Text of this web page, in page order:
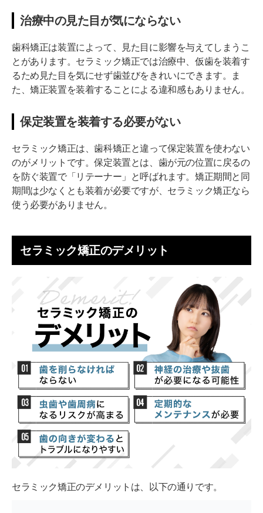
治療中の見た目が気にならない
歯科矯正は装置によって、見た目に影響を与えてしまうこ
とがあります。セラミック矯正では治療中、仮歯を装着す
るため見た目を気にせず歯並びをきれいにできます。ま
た、矯正装置を装着することによる違和感もありません。
保定装置を装着する必要がない
セラミック矯正は、歯科矯正と違って保定装置を使わない
のがメリットです。保定装置とは、歯が元の位置に戻るの
を防ぐ装置で「リテーナー」と呼ばれます。矯正期間と同
期間は少なくとも装着が必要ですが、セラミック矯正なら
使う必要がありません。
セラミック矯正のデメリット
セラミック矯正のデメリットは、以下の通りです。